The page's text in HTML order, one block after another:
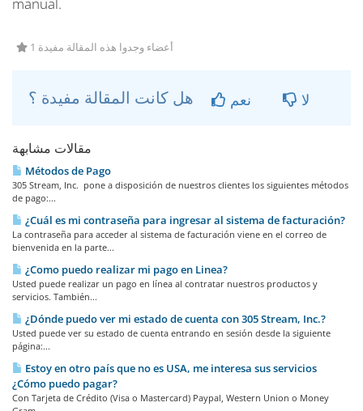
1 أعضاء وجدوا هذه المقالة مفيدة
نعم لا
مقالات مشابهة
Métodos de Pago
305 Stream, Inc. pone a disposición de nuestros clientes los siguientes métodos
de pago:...
¿Cuál es mi contraseña para ingresar al sistema de facturación?
La contraseña para acceder al sistema de facturación viene en el correo de
bienvenida en la parte...
¿Como puedo realizar mi pago en Li­nea?
Usted puede realizar un pago en línea al contratar nuestros productos y
servicios. También...
¿Dónde puedo ver mi estado de cuenta con 305 Stream, Inc.?
Usted puede ver su estado de cuenta entrando en sesión desde la siguiente
página:...
Estoy en otro país que no es USA, me interesa sus servicios
¿Cómo puedo pagar?
Con Tarjeta de Crédito (Visa o Mastercard) Paypal, Western Union o Money